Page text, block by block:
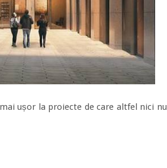
ușor la proiecte de care altfel nici nu